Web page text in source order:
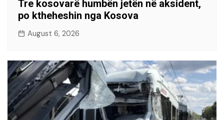
Tre kosovarë humbën jetën në aksident,
po ktheheshin nga Kosova
August 6, 2026